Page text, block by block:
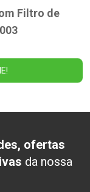
Filtro de
ofertas
da nossa